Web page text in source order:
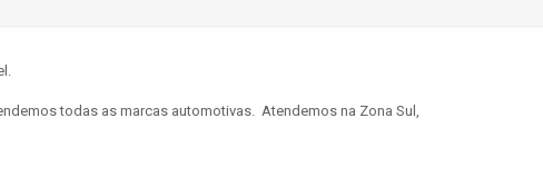
todas as marcas automotivas. Atendemos na Zona Sul,